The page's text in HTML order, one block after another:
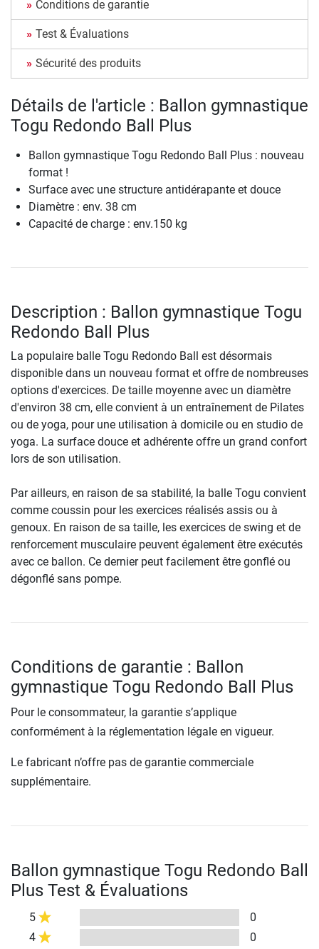
Conditions de garantie
Test & Évaluations
Sécurité des produits
Détails de l'article : Ballon gymnastique
Togu Redondo Ball Plus
Ballon gymnastique Togu Redondo Ball Plus : nouveau
format !
Surface avec une structure antidérapante et douce
Diamètre : env. 38 cm
Capacité de charge : env.150 kg
Description : Ballon gymnastique Togu
Redondo Ball Plus
La populaire balle Togu Redondo Ball est désormais
disponible dans un nouveau format et offre de nombreuses
options d'exercices. De taille moyenne avec un diamètre
d'environ 38 cm, elle convient à un entraînement de Pilates
ou de yoga, pour une utilisation à domicile ou en studio de
yoga. La surface douce et adhérente offre un grand confort
lors de son utilisation.
Par ailleurs, en raison de sa stabilité, la balle Togu convient
comme coussin pour les exercices réalisés assis ou à
genoux. En raison de sa taille, les exercices de swing et de
renforcement musculaire peuvent également être exécutés
avec ce ballon. Ce dernier peut facilement être gonflé ou
dégonflé sans pompe.
Conditions de garantie : Ballon
gymnastique Togu Redondo Ball Plus
Pour le consommateur, la garantie s’applique
conformément à la réglementation légale en vigueur.
Le fabricant n’offre pas de garantie commerciale
supplémentaire.
Ballon gymnastique Togu Redondo Ball
Plus Test & Évaluations
5
0
4
0